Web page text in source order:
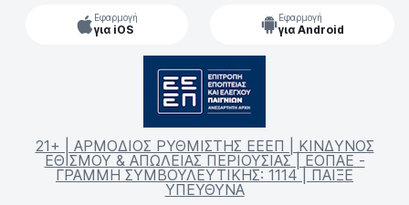
Εφαρμογή
για iOS
Εφαρμογή
για Android
21+ | ΑΡΜΟΔΙΟΣ ΡΥΘΜΙΣΤΗΣ ΕΕΕΠ | ΚΙΝΔΥΝΟΣ
ΕΘΙΣΜΟΥ & ΑΠΩΛΕΙΑΣ ΠΕΡΙΟΥΣΙΑΣ | ΕΟΠΑΕ -
ΓΡΑΜΜΗ ΣΥΜΒΟΥΛΕΥΤΙΚΗΣ: 1114 | ΠΑΙΞΕ
ΥΠΕΥΘΥΝΑ